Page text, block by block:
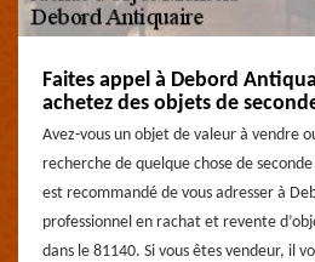
Faites appel à Debord
achetez des objets de
Avez-vous un objet de valeur à vendre
recherche de quelque chose de
est recommandé de vous adresser à
professionnel en rachat et revente
dans le 81140. Si vous êtes vendeur, il